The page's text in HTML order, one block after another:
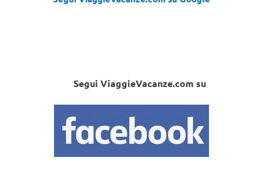
Segui ViaggieVacanze.com su